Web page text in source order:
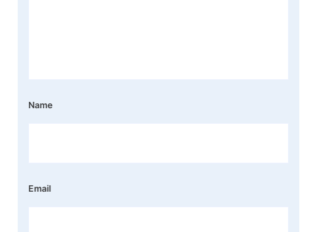
Name
Email